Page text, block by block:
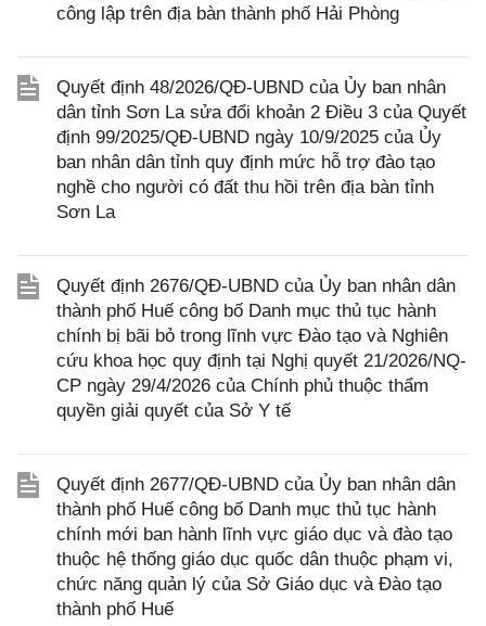
công lập trên địa bàn thành phố Hải Phòng
Quyết định 48/2026/QĐ-UBND của Ủy ban nhân
dân tỉnh Sơn La sửa đổi khoản 2 Điều 3 của Quyết
định 99/2025/QĐ-UBND ngày 10/9/2025 của Ủy
ban nhân dân tỉnh quy định mức hỗ trợ đào tạo
nghề cho người có đất thu hồi trên địa bàn tỉnh
Sơn La
Quyết định 2676/QĐ-UBND của Ủy ban nhân dân
thành phố Huế công bố Danh mục thủ tục hành
chính bị bãi bỏ trong lĩnh vực Đào tạo và Nghiên
cứu khoa học quy định tại Nghị quyết 21/2026/NQ-
CP ngày 29/4/2026 của Chính phủ thuộc thẩm
quyền giải quyết của Sở Y tế
Quyết định 2677/QĐ-UBND của Ủy ban nhân dân
thành phố Huế công bố Danh mục thủ tục hành
chính mới ban hành lĩnh vực giáo dục và đào tạo
thuộc hệ thống giáo dục quốc dân thuộc phạm vi,
chức năng quản lý của Sở Giáo dục và Đào tạo
thành phố Huế